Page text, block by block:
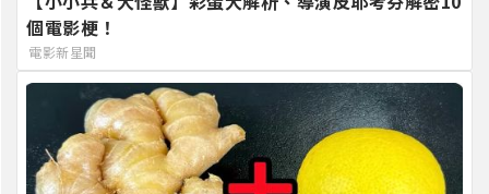
個電影梗！
電影新星聞